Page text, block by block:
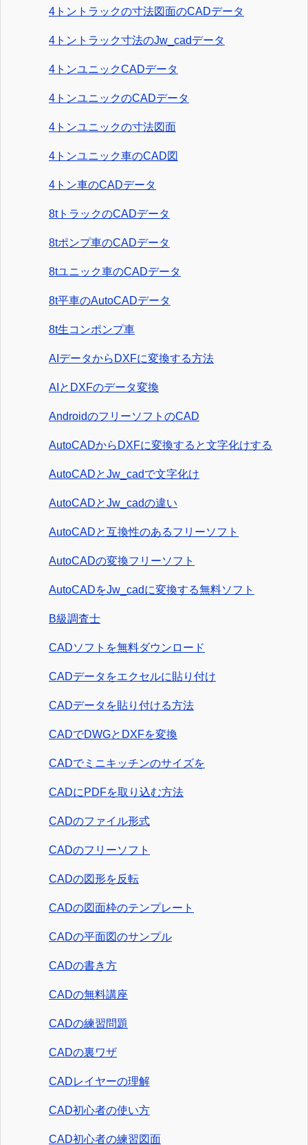
4トントラックの寸法図面のCADデータ
4トントラック寸法のJw_cadデータ
4トンユニックCADデータ
4トンユニックのCADデータ
4トンユニックの寸法図面
4トンユニック車のCAD図
4トン車のCADデータ
8tトラックのCADデータ
8tポンプ車のCADデータ
8tユニック車のCADデータ
8t平車のAutoCADデータ
8t生コンポンプ車
AIデータからDXFに変換する方法
AIとDXFのデータ変換
AndroidのフリーソフトのCAD
AutoCADからDXFに変換すると文字化けする
AutoCADとJw_cadで文字化け
AutoCADとJw_cadの違い
AutoCADと互換性のあるフリーソフト
AutoCADの変換フリーソフト
AutoCADをJw_cadに変換する無料ソフト
B級調査士
CADソフトを無料ダウンロード
CADデータをエクセルに貼り付け
CADデータを貼り付ける方法
CADでDWGとDXFを変換
CADでミニキッチンのサイズを
CADにPDFを取り込む方法
CADのファイル形式
CADのフリーソフト
CADの図形を反転
CADの図面枠のテンプレート
CADの平面図のサンプル
CADの書き方
CADの無料講座
CADの練習問題
CADの裏ワザ
CADレイヤーの理解
CAD初心者の使い方
CAD初心者の練習図面